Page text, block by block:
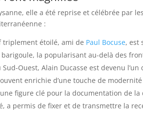
elle a été reprise et célébrée par
:
triplement étoilé, ami de Paul Bocuse, est
la popularisant au-delà des
Ouest, Alain Ducasse est devenu
enrichie d’une touche de
figure clé pour la documentation de
a permis de fixer et de transmettre la